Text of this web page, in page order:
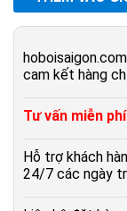
hoboisaigon.com
cam kết hàng
Tư vấn miễn phí
Hỗ trợ khách
24/7 các ngày